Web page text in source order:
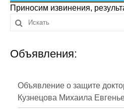
Сотрудники
Отчетность
Противодействие
Публикации
Приносим извинения,
Объявления:
Объявление о защите
Кузнецова Михаила